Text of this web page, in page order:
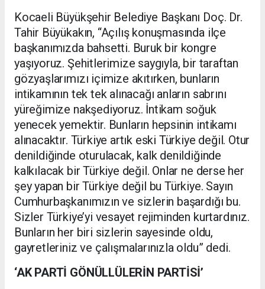
Kocaeli Büyükşehir Belediye Başkanı Doç. Dr.
Tahir Büyükakın, “Açılış konuşmasında ilçe
başkanımızda bahsetti. Buruk bir kongre
yaşıyoruz. Şehitlerimize saygıyla, bir taraftan
gözyaşlarımızı içimize akıtırken, bunların
intikamının tek tek alınacağı anların sabrını
yüreğimize nakşediyoruz. İntikam soğuk
yenecek yemektir. Bunların hepsinin intikamı
alınacaktır. Türkiye artık eski Türkiye değil. Otur
denildiğinde oturulacak, kalk denildiğinde
kalkılacak bir Türkiye değil. Onlar ne derse her
şey yapan bir Türkiye değil bu Türkiye. Sayın
Cumhurbaşkanımızın ve sizlerin başardığı bu.
Sizler Türkiye’yi vesayet rejiminden kurtardınız.
Bunların her biri sizlerin sayesinde oldu,
gayretleriniz ve çalışmalarınızla oldu” dedi.
‘AK PARTİ GÖNÜLLÜLERİN PARTİSİ’